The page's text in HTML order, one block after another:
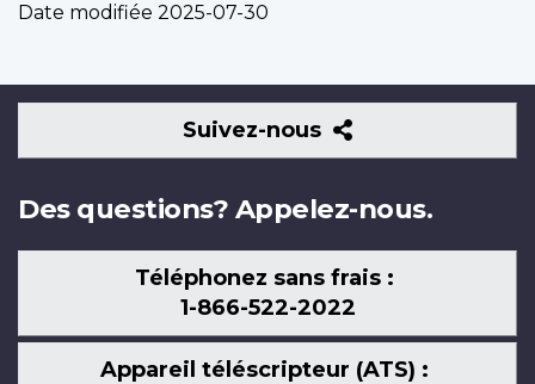
Date modifiée 2025-07-30
Suivez-nous
Suivez-
nous
Des questions? Appelez-nous.
Téléphonez sans frais :
1-866-522-2022
Appareil téléscripteur (ATS) :